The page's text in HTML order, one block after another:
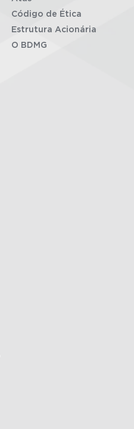
Código de Ética
Estrutura Acionária
O BDMG